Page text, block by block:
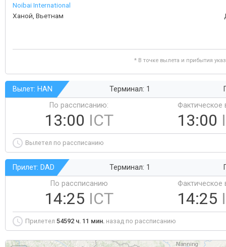
Noibai International
Ханой, Вьетнам
* В точке вылета и прибытия
Вылет: HAN Терминал: 1
По рассписанию:
13:00 ICT
Фактическое
13:00
Вылетел по рассписанию
Прилет: DAD Терминал: 1
По рассписанию
14:25 ICT
Фактическое
14:25
Прилетел 54592 ч. 11 мин. назад по рассписанию